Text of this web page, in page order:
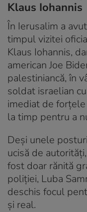
Klaus Iohannis
În Ierusalim a
timpul vizitei
Klaus Iohannis,
american Joe
palestiniancă, în
soldat israelian
imediat de
la timp pentru a
Deși unele
ucisă de
fost doar rănită
poliției, Luba
deschis focul
și real.